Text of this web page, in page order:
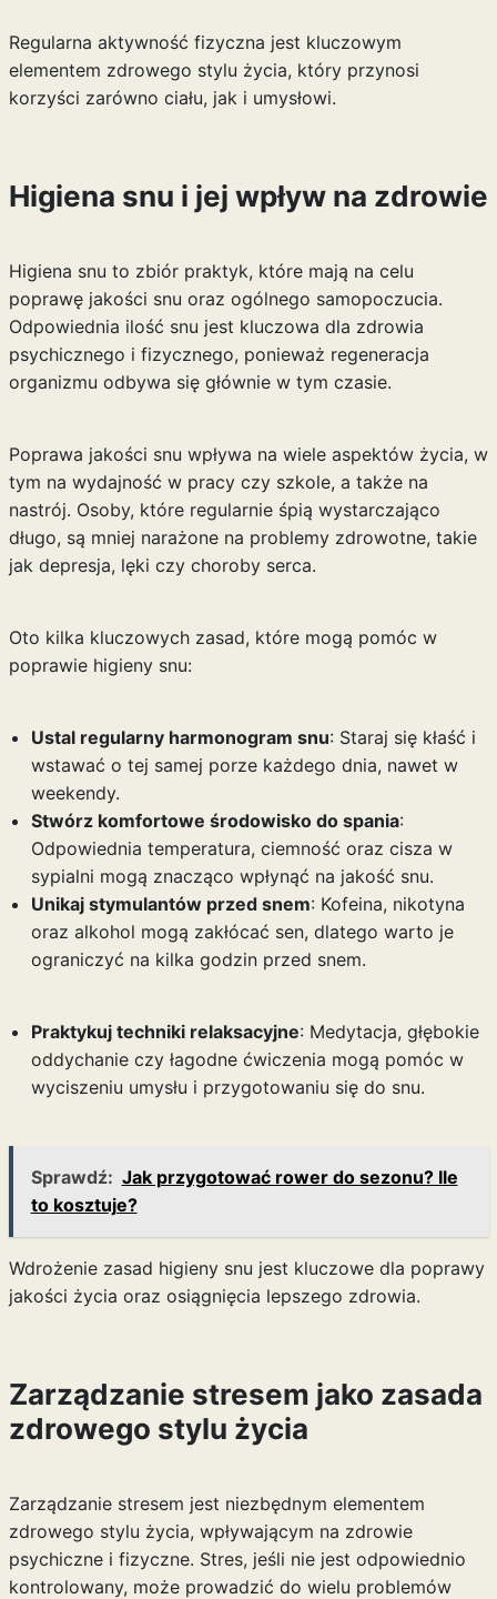
Regularna aktywność fizyczna jest kluczowym
elementem zdrowego stylu życia, który przynosi
korzyści zarówno ciału, jak i umysłowi.
Higiena snu i jej wpływ na zdrowie
Higiena snu to zbiór praktyk, które mają na celu
poprawę jakości snu oraz ogólnego samopoczucia.
Odpowiednia ilość snu jest kluczowa dla zdrowia
psychicznego i fizycznego, ponieważ regeneracja
organizmu odbywa się głównie w tym czasie.
Poprawa jakości snu wpływa na wiele aspektów życia, w
tym na wydajność w pracy czy szkole, a także na
nastrój. Osoby, które regularnie śpią wystarczająco
długo, są mniej narażone na problemy zdrowotne, takie
jak depresja, lęki czy choroby serca.
Oto kilka kluczowych zasad, które mogą pomóc w
poprawie higieny snu:
Ustal regularny harmonogram snu: Staraj się kłaść i
wstawać o tej samej porze każdego dnia, nawet w
weekendy.
Stwórz komfortowe środowisko do spania:
Odpowiednia temperatura, ciemność oraz cisza w
sypialni mogą znacząco wpłynąć na jakość snu.
Unikaj stymulantów przed snem: Kofeina, nikotyna
oraz alkohol mogą zakłócać sen, dlatego warto je
ograniczyć na kilka godzin przed snem.
Praktykuj techniki relaksacyjne: Medytacja, głębokie
oddychanie czy łagodne ćwiczenia mogą pomóc w
wyciszeniu umysłu i przygotowaniu się do snu.
Sprawdź: Jak przygotować rower do sezonu? Ile
to kosztuje?
Wdrożenie zasad higieny snu jest kluczowe dla poprawy
jakości życia oraz osiągnięcia lepszego zdrowia.
Zarządzanie stresem jako zasada
zdrowego stylu życia
Zarządzanie stresem jest niezbędnym elementem
zdrowego stylu życia, wpływającym na zdrowie
psychiczne i fizyczne. Stres, jeśli nie jest odpowiednio
kontrolowany, może prowadzić do wielu problemów